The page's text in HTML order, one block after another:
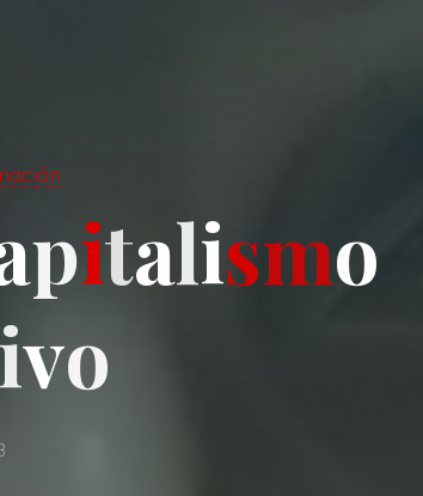
pitalismo
vo